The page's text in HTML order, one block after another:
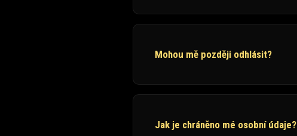
Mohou mě později odhlásit?
Jak je chráněno mé osobní údaje?